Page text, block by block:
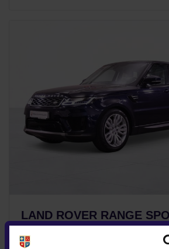
LAND ROVER RANGE
TVA INCLUS DEDUCTIBIL